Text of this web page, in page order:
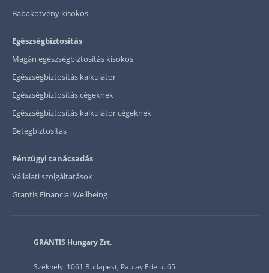
Babakötvény kisokos
Egészségbiztosítás
Magán egészségbiztosítás kisokos
Egészségbiztosítás kalkulátor
Egészségbiztosítás cégeknek
Egészségbiztosítás kalkulátor cégeknek
Betegbiztosítás
Pénzügyi tanácsadás
Vállalati szolgáltatások
Grantis Financial Wellbeing
GRANTIS Hungary Zrt.
Székhely: 1061 Budapest, Paulay Ede u. 65